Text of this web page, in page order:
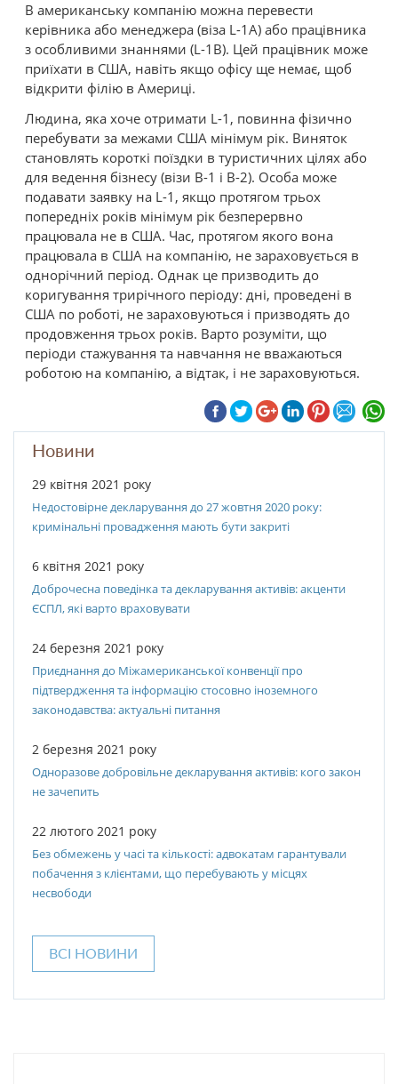
Новини
29 квітня 2021 року
Недостовірне декларування до 27 жовтня 2020 року:
кримінальні провадження мають бути закриті
6 квітня 2021 року
Доброчесна поведінка та декларування активів: акценти
ЄСПЛ, які варто враховувати
24 березня 2021 року
Приєднання до Міжамериканської конвенції про
підтвердження та інформацію стосовно іноземного
законодавства: актуальні питання
2 березня 2021 року
Одноразове добровільне декларування активів: кого закон
не зачепить
22 лютого 2021 року
Без обмежень у часі та кількості: адвокатам гарантували
побачення з клієнтами, що перебувають у місцях
несвободи
ВСІ НОВИНИ
В американську компанію можна перевести
керівника або менеджера (віза L-1A) або працівника
з особливими знаннями (L-1B). Цей працівник може
приїхати в США, навіть якщо офісу ще немає, щоб
відкрити філію в Америці.
Людина, яка хоче отримати L-1, повинна фізично
перебувати за межами США мінімум рік. Виняток
становлять короткі поїздки в туристичних цілях або
для ведення бізнесу (візи B-1 і B-2). Особа може
подавати заявку на L-1, якщо протягом трьох
попередніх років мінімум рік безперервно
працювала не в США. Час, протягом якого вона
працювала в США на компанію, не зараховується в
однорічний період. Однак це призводить до
коригування трирічного періоду: дні, проведені в
США по роботі, не зараховуються і призводять до
продовження трьох років. Варто розуміти, що
періоди стажування та навчання не вважаються
роботою на компанію, а відтак, і не зараховуються.